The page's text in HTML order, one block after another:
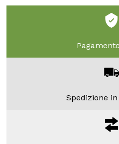
Spedizione